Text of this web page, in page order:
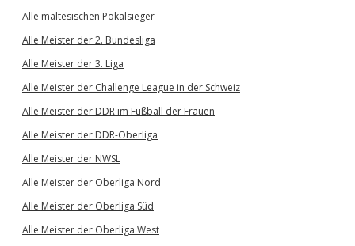
Alle maltesischen Pokalsieger
Alle Meister der 2. Bundesliga
Alle Meister der 3. Liga
Alle Meister der Challenge League in der Schweiz
Alle Meister der DDR im Fußball der Frauen
Alle Meister der DDR-Oberliga
Alle Meister der NWSL
Alle Meister der Oberliga Nord
Alle Meister der Oberliga Süd
Alle Meister der Oberliga West